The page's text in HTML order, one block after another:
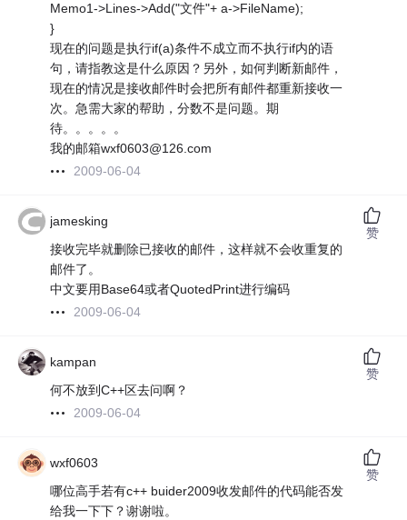
Memo1->Lines->Add("文件"+ a->FileName);
}
现在的问题是执行if(a)条件不成立而不执行if内的语
句，请指教这是什么原因？另外，如何判断新邮件，
现在的情况是接收邮件时会把所有邮件都重新接收一
次。急需大家的帮助，分数不是问题。期
待。。。。。
我的邮箱wxf0603@126.com
2009-06-04
jamesking
接收完毕就删除已接收的邮件，这样就不会收重复的
邮件了。
中文要用Base64或者QuotedPrint进行编码
2009-06-04
赞
kampan
何不放到C++区去问啊？
2009-06-04
赞
wxf0603
哪位高手若有c++ buider2009收发邮件的代码能否发
给我一下下？谢谢啦。
赞